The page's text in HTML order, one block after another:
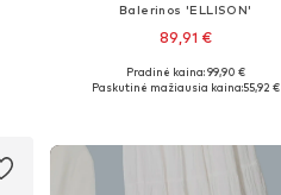
Balerinos 'ELLISON'
89,91 €
Galimi dydžiai: 36, 37, 38, 39, 40
Pradinė kaina: 99,90 €
Paskutinė mažiausia kaina:55,92 €